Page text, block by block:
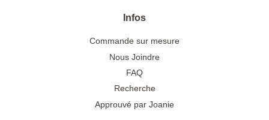
Infos
Commande sur mesure
Nous Joindre
FAQ
Recherche
Approuvé par Joanie